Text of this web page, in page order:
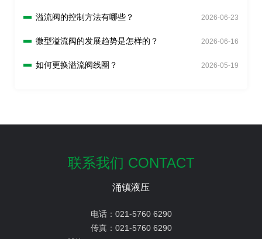
溢流阀的控制方法有哪些？ 2026-06-23
微型溢流阀的发展趋势是怎样的？ 2026-06-16
如何更换溢流阀线圈？ 2026-05-19
联系我们 CONTACT
涌镇液压
电话： 021-5760 6290
传真： 021-5760 6290